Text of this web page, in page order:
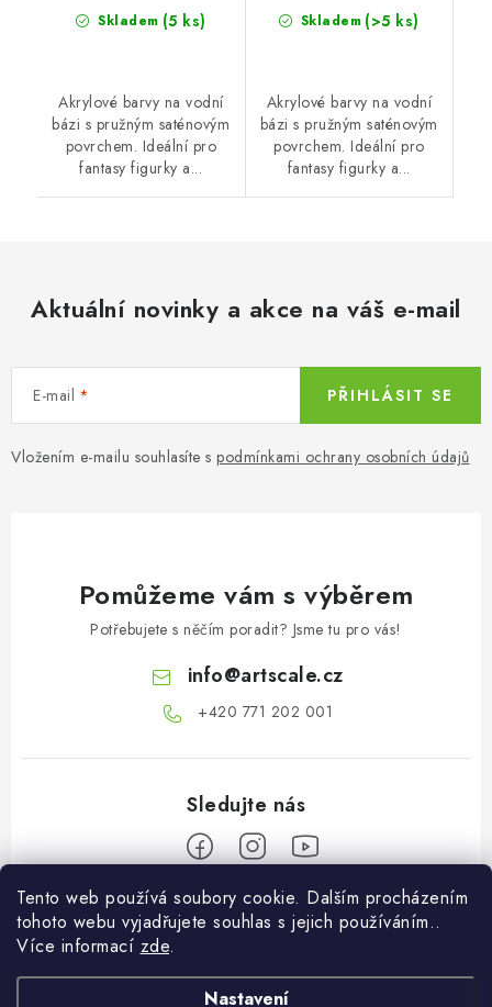
Tento web používá soubory cookie. Dalším procházením
tohoto webu vyjadřujete souhlas s jejich používáním..
Více informací zde.
Nastavení
Skladem (5 ks)
Akrylové barvy na vodní
bázi s pružným saténovým
povrchem. Ideální pro
fantasy figurky a...
Skladem (>5 ks)
Akrylové barvy na vodní
bázi s pružným saténovým
povrchem. Ideální pro
fantasy figurky a...
Aktuální novinky a akce na váš e-mail
E-mail
Vložením e-mailu souhlasíte s podmínkami ochrany osobních údajů
PŘIHLÁSIT SE
Pomůžeme vám s výběrem
Potřebujete s něčím poradit? Jsme tu pro vás!
info@artscale.cz
+420 771 202 001​
Informace pro vás